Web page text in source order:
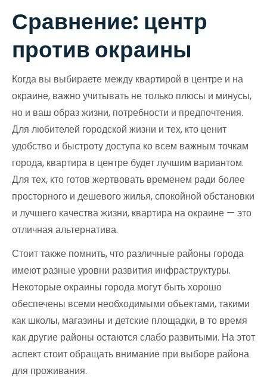
Сравнение: центр
против окраины
Когда вы выбираете между квартирой в центре и на
окраине, важно учитывать не только плюсы и минусы,
но и ваш образ жизни, потребности и предпочтения.
Для любителей городской жизни и тех, кто ценит
удобство и быстроту доступа ко всем важным точкам
города, квартира в центре будет лучшим вариантом.
Для тех, кто готов жертвовать временем ради более
просторного и дешевого жилья, спокойной обстановки
и лучшего качества жизни, квартира на окраине — это
отличная альтернатива.
Стоит также помнить, что различные районы города
имеют разные уровни развития инфраструктуры.
Некоторые окраины города могут быть хорошо
обеспечены всеми необходимыми объектами, такими
как школы, магазины и детские площадки, в то время
как другие районы остаются слабо развитыми. На этот
аспект стоит обращать внимание при выборе района
для проживания.